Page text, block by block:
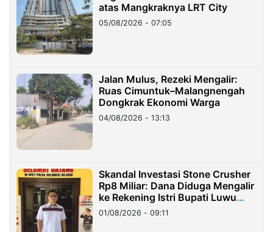
atas Mangkraknya LRT City
05/08/2026 - 07:05
Jalan Mulus, Rezeki Mengalir:
Ruas Cimuntuk–Malangnengah
Dongkrak Ekonomi Warga
04/08/2026 - 13:13
Skandal Investasi Stone Crusher
Rp8 Miliar: Dana Diduga Mengalir
ke Rekening Istri Bupati Luwu
Timur
01/08/2026 - 09:11